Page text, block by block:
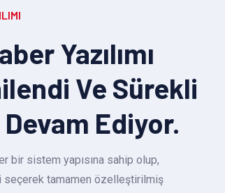
Yazılımı
Ve Sürekli
Ediyor.
bir sistem yapısına sahip olup,
seçerek tamamen özelleştirilmiş